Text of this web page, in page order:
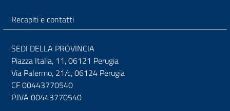
Recapiti e contatti
SEDI DELLA PROVINCIA
Piazza Italia, 11, 06121 Perugia
Via Palermo, 21/c, 06124 Perugia
CF 00443770540
P.IVA 00443770540